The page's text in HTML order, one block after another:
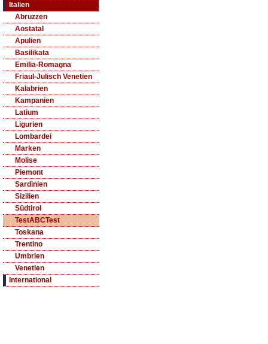
Italien
Abruzzen
Aostatal
Apulien
Basilikata
Emilia-Romagna
Friaul-Julisch Venetien
Kalabrien
Kampanien
Latium
Ligurien
Lombardei
Marken
Molise
Piemont
Sardinien
Sizilien
Südtirol
TestABCTest
Toskana
Trentino
Umbrien
Venetien
International